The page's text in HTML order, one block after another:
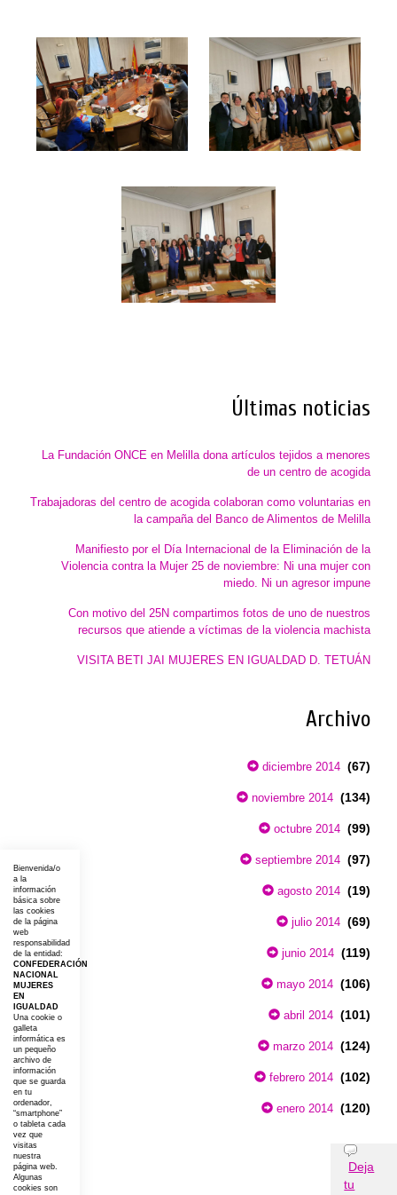
Últimas noticias
La Fundación ONCE en Melilla dona artículos tejidos a menores
de un centro de acogida
Trabajadoras del centro de acogida colaboran como voluntarias en
la campaña del Banco de Alimentos de Melilla
Manifiesto por el Día Internacional de la Eliminación de la
Violencia contra la Mujer 25 de noviembre: Ni una mujer con
miedo. Ni un agresor impune
Con motivo del 25N compartimos fotos de uno de nuestros
recursos que atiende a víctimas de la violencia machista
VISITA BETI JAI MUJERES EN IGUALDAD D. TETUÁN
Archivo
diciembre 2014 (67)
noviembre 2014 (134)
octubre 2014 (99)
septiembre 2014 (97)
agosto 2014 (19)
julio 2014 (69)
junio 2014 (119)
mayo 2014 (106)
abril 2014 (101)
marzo 2014 (124)
febrero 2014 (102)
enero 2014 (120)
Opiniones
Deja
tu
Bienvenida/o
a la
información
básica sobre
las cookies
de la página
web
responsabilidad
de la entidad:
CONFEDERACIÓN
NACIONAL
MUJERES
EN
IGUALDAD
Una cookie o
galleta
informática es
un pequeño
archivo de
información
que se guarda
en tu
ordenador,
“smartphone”
o tableta cada
vez que
visitas
nuestra
página web.
Algunas
cookies son